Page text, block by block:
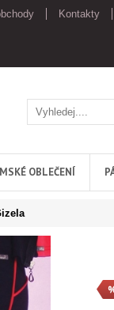
Kontakty
OBLEČENÍ